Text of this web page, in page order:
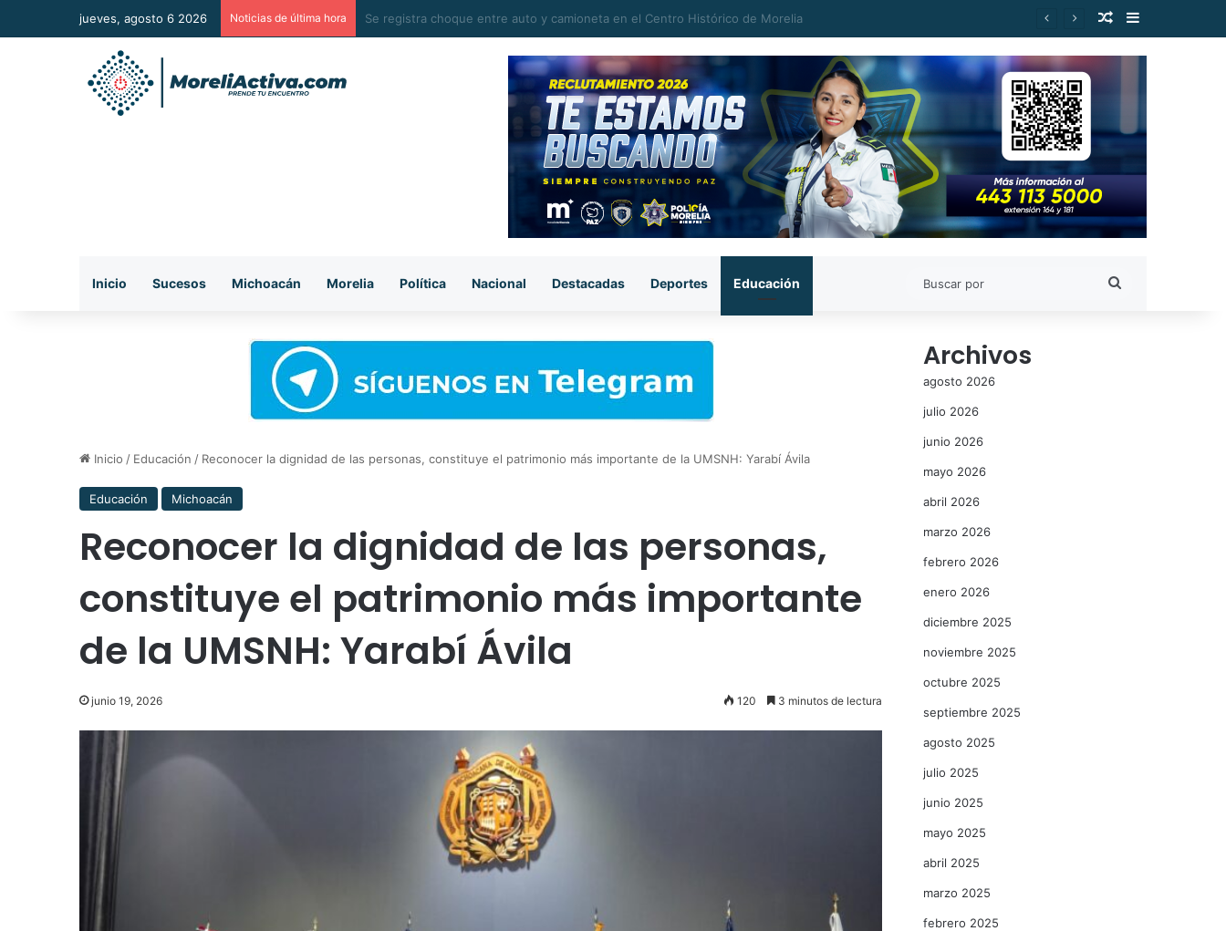
jueves, agosto 6 2026 Noticias de última hora Mezcal michoacano tiene potencial para conquistar mercados internacionales: Gilberto Morelos Publicación al
Barra lateral
Inicio Sucesos Michoacán Morelia Política Nacional Destacadas Deportes Educación
Inicio / Educación / Reconocer la dignidad de las personas, constituye el patrimonio más importante de la UMSNH: Yarabí Ávila
Educación Michoacán
Reconocer la dignidad de las personas,
constituye el patrimonio más importante
de la UMSNH: Yarabí Ávila
junio 19, 2026 120 3 minutos de lectura
Archivos
agosto 2026
julio 2026
junio 2026
mayo 2026
abril 2026
marzo 2026
febrero 2026
enero 2026
diciembre 2025
noviembre 2025
octubre 2025
septiembre 2025
agosto 2025
julio 2025
junio 2025
mayo 2025
abril 2025
marzo 2025
febrero 2025